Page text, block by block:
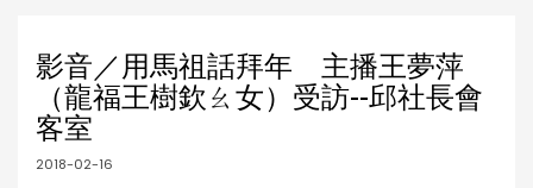
影音／用馬祖話拜年 主播王夢萍
（龍福王樹欽ㄠ女）受訪--邱社長會
客室
2018-02-16